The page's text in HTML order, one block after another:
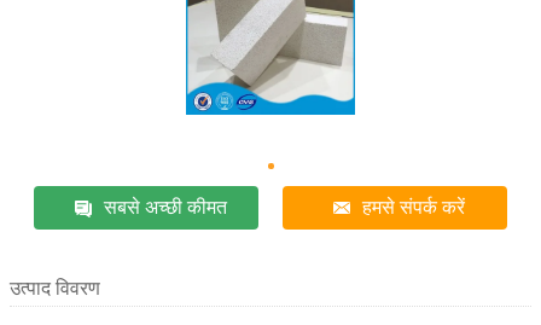
सबसे अच्छी कीमत हमसे संपर्क करें
उत्पाद विवरण